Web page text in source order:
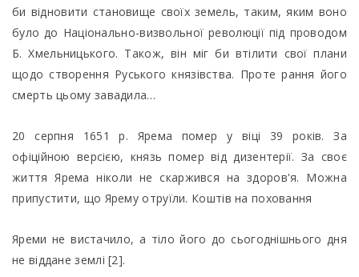
би відновити становище своїх земель, таким, яким воно
було до Національно-визвольної революції під проводом
Б. Хмельницького. Також, він міг би втілити свої плани
щодо створення Руського князівства. Проте рання його
смерть цьому завадила…
20 серпня 1651 р. Ярема помер у віці 39 років. За
офіційною версією, князь помер від дизентерії. За своє
життя Ярема ніколи не скаржився на здоров'я. Можна
припустити, що Ярему отруїли. Коштів на поховання
Яреми не вистачило, а тіло його до сьогоднішнього дня
не віддане землі [2].